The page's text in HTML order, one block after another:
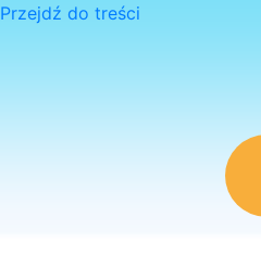
Przejdź do treści